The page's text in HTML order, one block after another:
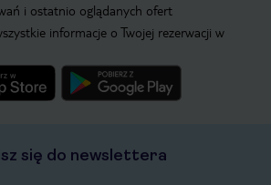
i ostatnio oglądanych ofert
informacje o Twojej rezerwacji w
się do newslettera